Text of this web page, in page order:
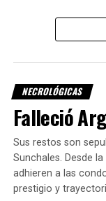
Noemi Ferreyra
NECROLÓGICAS
Falleció
Sus restos son
Sunchales. Desde
adhieren a las
prestigio y